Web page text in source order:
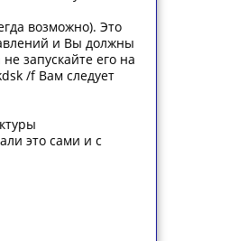
возможно). Это
и Вы должны
запускайте его на
/f Вам следует
это сами и с